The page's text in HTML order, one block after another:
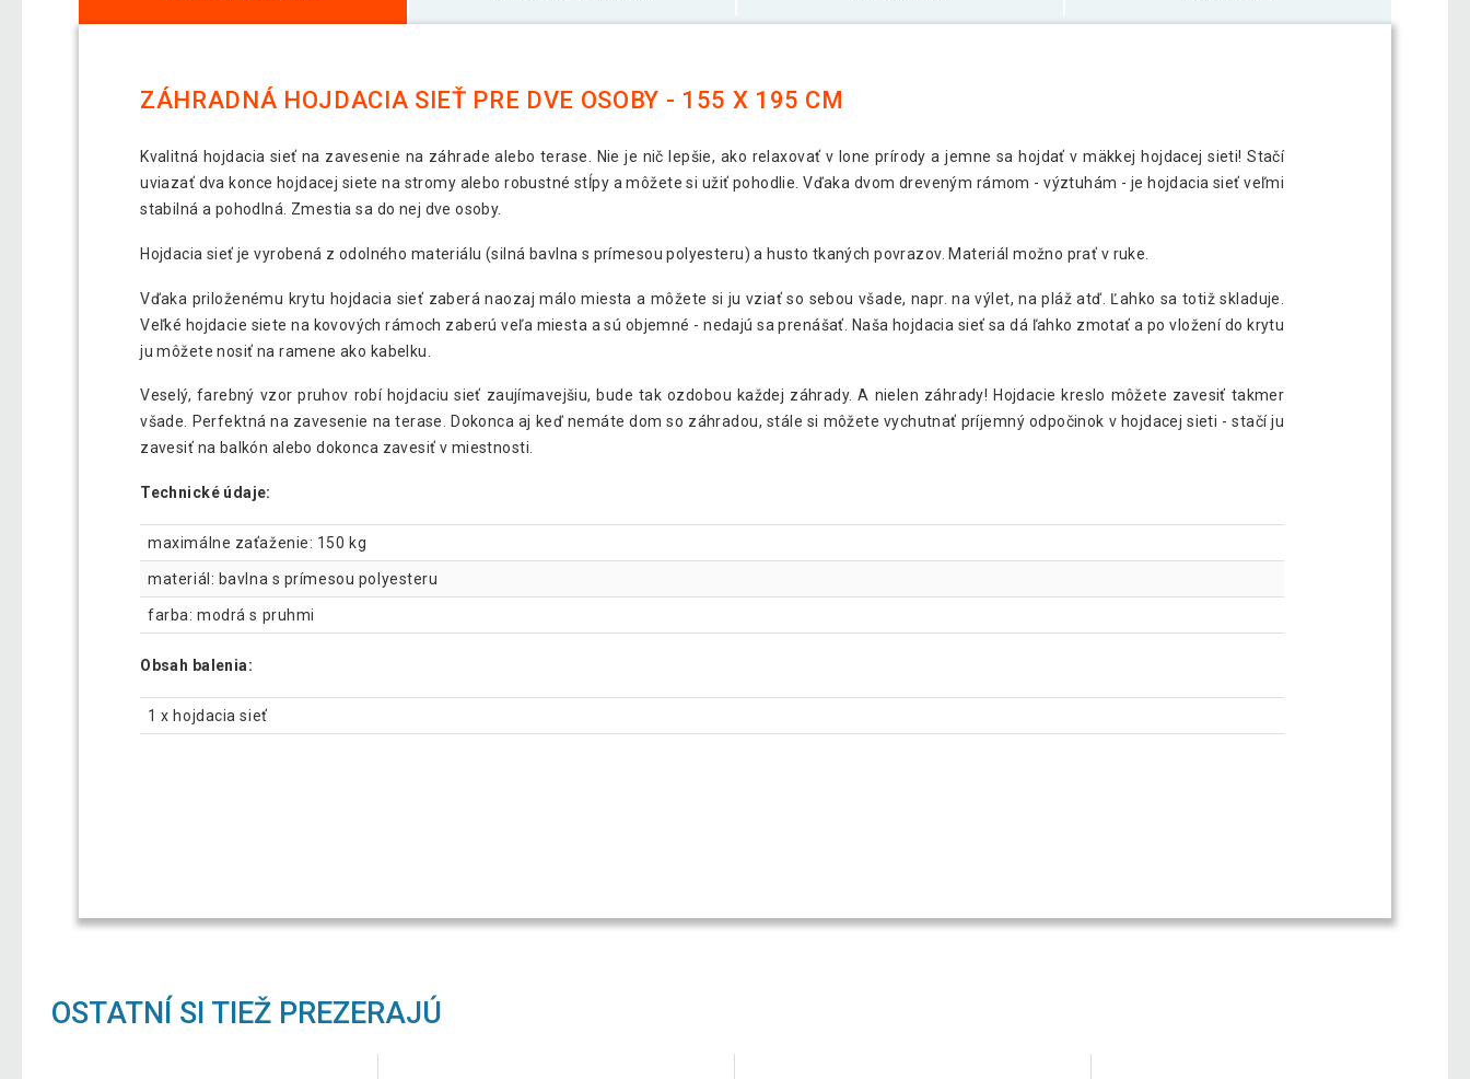
ZÁHRADNÁ HOJDACIA SIEŤ PRE DVE OSOBY - 155 X 195 CM
Kvalitná hojdacia sieť na zavesenie na záhrade alebo terase. Nie je nič lepšie, ako relaxovať v lone prírody a jemne sa hojdať v mäkkej hojdacej sieti! Stačí
uviazať dva konce hojdacej siete na stromy alebo robustné stĺpy a môžete si užiť pohodlie. Vďaka dvom dreveným rámom - výztuhám - je hojdacia sieť veľmi
stabilná a pohodlná. Zmestia sa do nej dve osoby.
Hojdacia sieť je vyrobená z odolného materiálu (silná bavlna s prímesou polyesteru) a husto tkaných povrazov. Materiál možno prať v ruke.
Vďaka priloženému krytu hojdacia sieť zaberá naozaj málo miesta a môžete si ju vziať so sebou všade, napr. na výlet, na pláž atď. Ľahko sa totiž skladuje.
Veľké hojdacie siete na kovových rámoch zaberú veľa miesta a sú objemné - nedajú sa prenášať. Naša hojdacia sieť sa dá ľahko zmotať a po vložení do krytu
ju môžete nosiť na ramene ako kabelku.
Veselý, farebný vzor pruhov robí hojdaciu sieť zaujímavejšiu, bude tak ozdobou každej záhrady. A nielen záhrady! Hojdacie kreslo môžete zavesiť takmer
všade. Perfektná na zavesenie na terase. Dokonca aj keď nemáte dom so záhradou, stále si môžete vychutnať príjemný odpočinok v hojdacej sieti - stačí ju
zavesiť na balkón alebo dokonca zavesiť v miestnosti.
Technické údaje:
maximálne zaťaženie: 150 kg
materiál: bavlna s prímesou polyesteru
farba: modrá s pruhmi
Obsah balenia:
1 x hojdacia sieť
OSTATNÍ SI TIEŽ PREZERAJÚ